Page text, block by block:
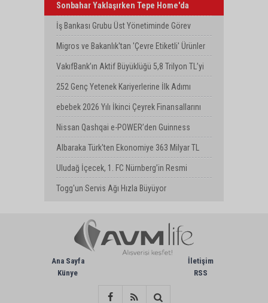
Sonbahar Yaklaşırken Tepe Home'da
Yenilenme Dönemi
İş Bankası Grubu Üst Yönetiminde Görev
Değişimi
Migros ve Bakanlık'tan 'Çevre Etiketli' Ürünler
İçin İş Birliği
VakıfBank’ın Aktif Büyüklüğü 5,8 Trilyon TL’yi
Aştı
252 Genç Yetenek Kariyerlerine İlk Adımı
Turkcell’de Attı
ebebek 2026 Yılı İkinci Çeyrek Finansallarını
Açıkladı
Nissan Qashqai e-POWER’den Guinness
Dünya Rekoru: Tek Depoyla 1980 km
Albaraka Türk'ten Ekonomiye 363 Milyar TL
Finansman Desteği
Uludağ İçecek, 1. FC Nürnberg’in Resmi
Sponsoru Oldu
Togg'un Servis Ağı Hızla Büyüyor
Ana Sayfa
Künye
İletişim
RSS